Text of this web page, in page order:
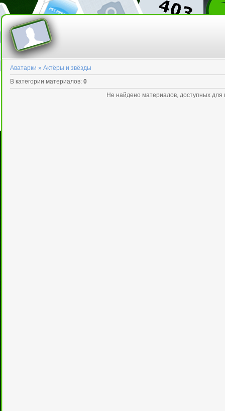
Аватарки » Актёры и звёзды
В категории материалов: 0
Не найдено материалов, доступных для